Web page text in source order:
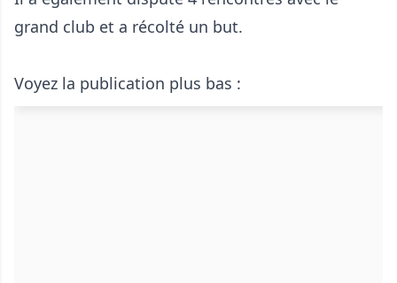
grand club et a récolté un but.
Voyez la publication plus bas :